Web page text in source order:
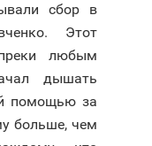
сбор в
Этот
любым
дышать
помощью за
больше, чем